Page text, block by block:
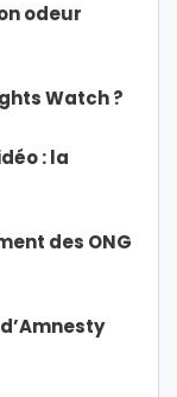
odeur
Watch ?
: la
des ONG